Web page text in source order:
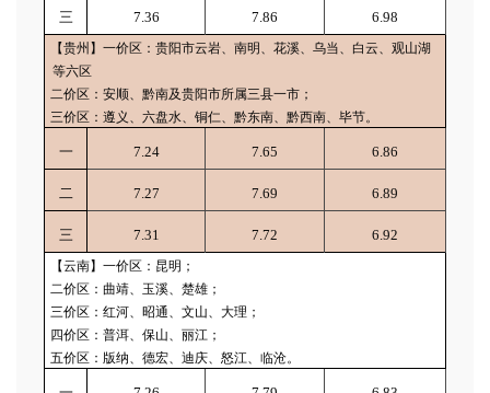
三 7.36 7.86 6.98
【贵州】一价区：贵阳市云岩、南明、花溪、乌当、白云、观山湖
等六区
二价区：安顺、黔南及贵阳市所属三县一市；
三价区：遵义、六盘水、铜仁、黔东南、黔西南、毕节。
一 7.24 7.65 6.86
二 7.27 7.69 6.89
三 7.31 7.72 6.92
【云南】一价区：昆明；
二价区：曲靖、玉溪、楚雄；
三价区：红河、昭通、文山、大理；
四价区：普洱、保山、丽江；
五价区：版纳、德宏、迪庆、怒江、临沧。